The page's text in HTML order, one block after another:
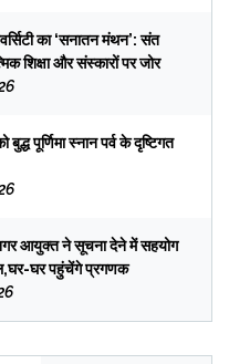
का ‘सनातन मंथन’: संत
शिक्षा और संस्कारों पर जोर
पूर्णिमा स्नान पर्व के दृष्टिगत
आयुक्त ने सूचना देने में सहयोग
घर पहुंचेंगे प्रगणक